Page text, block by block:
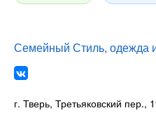
Семейный Стиль, одежда
г. Тверь, Третьяковский пер.,